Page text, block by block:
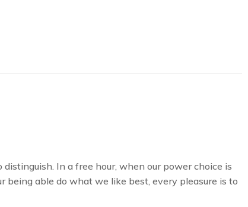
In a free hour, when our power choice is
able do what we like best, every pleasure is to